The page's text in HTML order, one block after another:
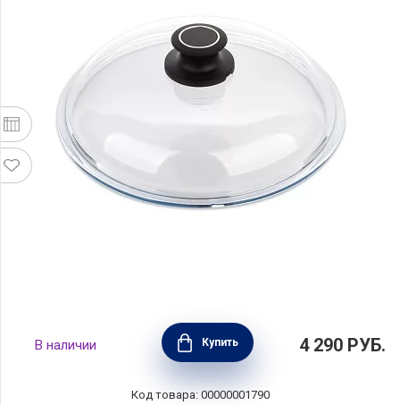
Крышка стеклянная 26см, AMT Gastroguss,
Германия, AMT026
В наличии Купить 4 290 РУБ.
Код товара: 00000001790